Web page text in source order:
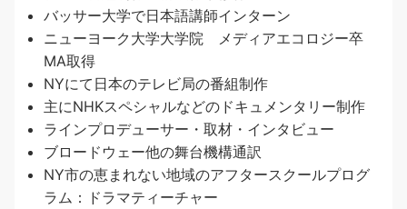
バッサー大学で日本語講師インターン
ニューヨーク大学大学院 メディアエコロジー卒
MA取得
NYにて日本のテレビ局の番組制作
主にNHKスペシャルなどのドキュメンタリー制作
ラインプロデューサー・取材・インタビュー
ブロードウェー他の舞台機構通訳
NY市の恵まれない地域のアフタースクールプログ
ラム：ドラマティーチャー